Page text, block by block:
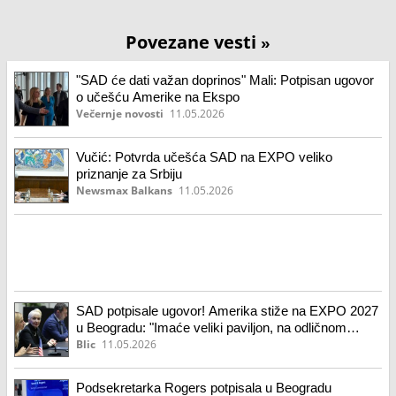
Povezane vesti »
"SAD će dati važan doprinos" Mali: Potpisan ugovor
o učešću Amerike na Ekspo
Večernje novosti 11.05.2026
Vučić: Potvrda učešća SAD na EXPO veliko
priznanje za Srbiju
Newsmax Balkans 11.05.2026
SAD potpisale ugovor! Amerika stiže na EXPO 2027
u Beogradu: "Imaće veliki paviljon, na odličnom
mestu" (foto)
Blic 11.05.2026
Podsekretarka Rogers potpisala u Beogradu